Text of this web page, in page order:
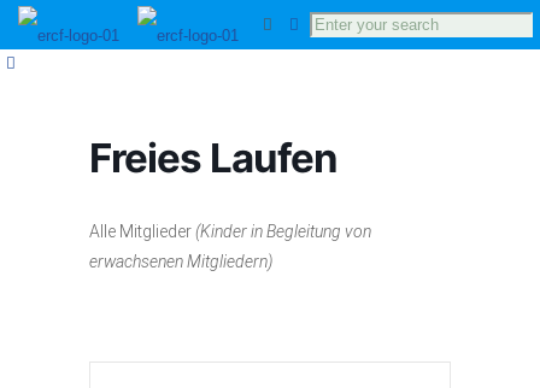
Freies Laufen
Alle Mitglieder(Kinder in Begleitung von
erwachsenen Mitgliedern)